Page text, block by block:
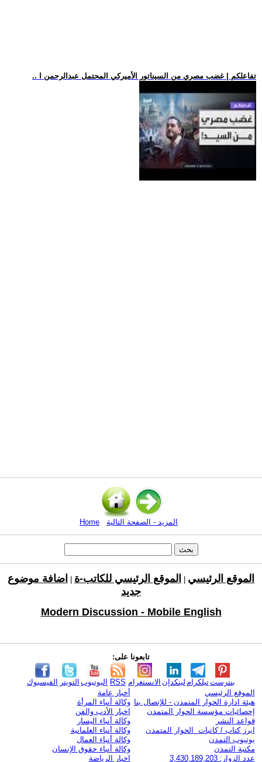
.. تفاعلكم | غضب مصري من السيناتور الأميركي المحتمل عبدالرحمن ا
Home المزيد - الصفحة التالية
الموقع الرئيسي الموقع الرئيسي للكاتب-ة
اضافة موضوع
جديد
Modern Discussion - Mobile English
تابعونا على:
الفيسبوك التويتر اليوتيوب RSS الانستغرام لينكدإن تيلكرامبنترست
الموقع الرئيسي
هيئة ادارة الحوار المتمدن - للإتصال بنا
إحصائيات مؤسسة الحوار المتمدن
قواعد النشر
ابرز كتاب / كاتبات الحوار المتمدن
يوتيوب التمدن
مكتبة التمدن
عدد الزوار: 3,430,189,203
أخبار عامة
وكالة أنباء المرأة
اخبار الأدب والفن
وكالة أنباء اليسار
وكالة أنباء العلمانية
وكالة أنباء العمال
وكالة أنباء حقوق الإنسان
اخبار الرياضة